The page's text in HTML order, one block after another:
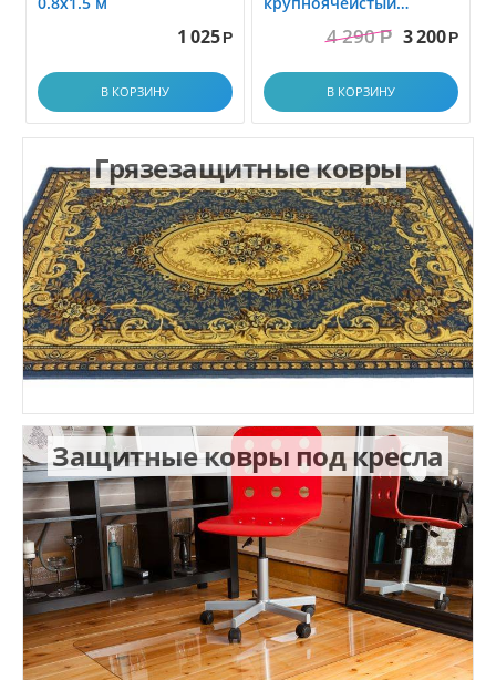
1 025 Р
В КОРЗИНУ
1.0x1.5 м4 290 Р 3 200 Р
В КОРЗИНУ
Грязезащитные ковры
Защитные ковры под кресла